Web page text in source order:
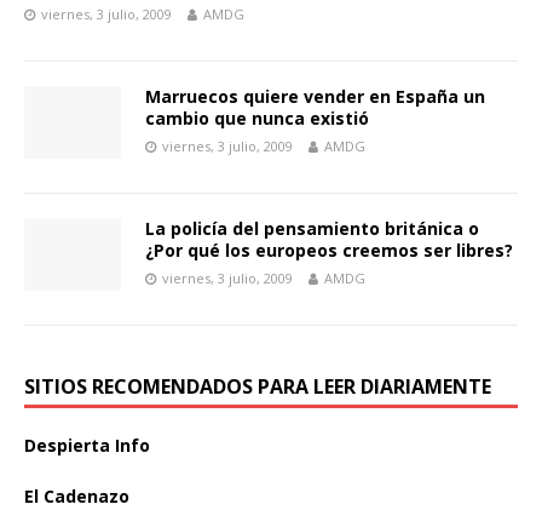
viernes, 3 julio, 2009 AMDG
Marruecos quiere vender en España un
cambio que nunca existió
viernes, 3 julio, 2009 AMDG
La policía del pensamiento británica o
¿Por qué los europeos creemos ser libres?
viernes, 3 julio, 2009 AMDG
SITIOS RECOMENDADOS PARA LEER DIARIAMENTE
Despierta Info
El Cadenazo